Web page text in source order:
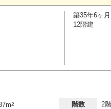
築35年6ヶ月
12階建
2 階数 2階